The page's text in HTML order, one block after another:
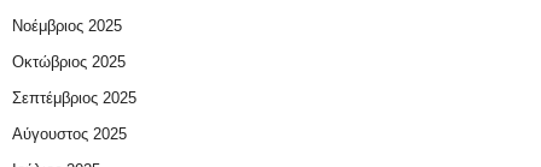
Νοέμβριος 2025
Οκτώβριος 2025
Σεπτέμβριος 2025
Αύγουστος 2025